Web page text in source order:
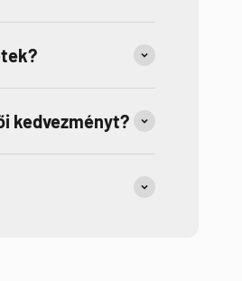
kedvezményt?